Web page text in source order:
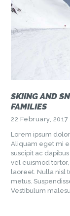
SKIING AND
FAMILIES
22 February, 2017
Lorem ipsum
Aliquam eget mi
suscipit ac
vel euismod
laoreet. Nulla nisl
metus.
Vestibulum